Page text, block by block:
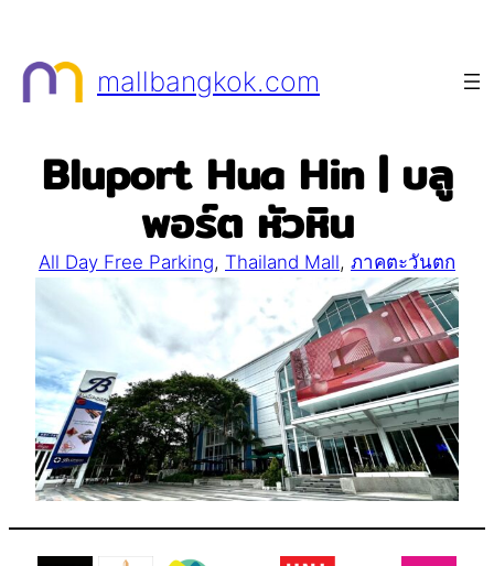
content
mallbangkok.com
Bluport Hua Hin | บลู
พอร์ต หัวหิน
All Day Free Parking, Thailand Mall, ภาคตะวันตก